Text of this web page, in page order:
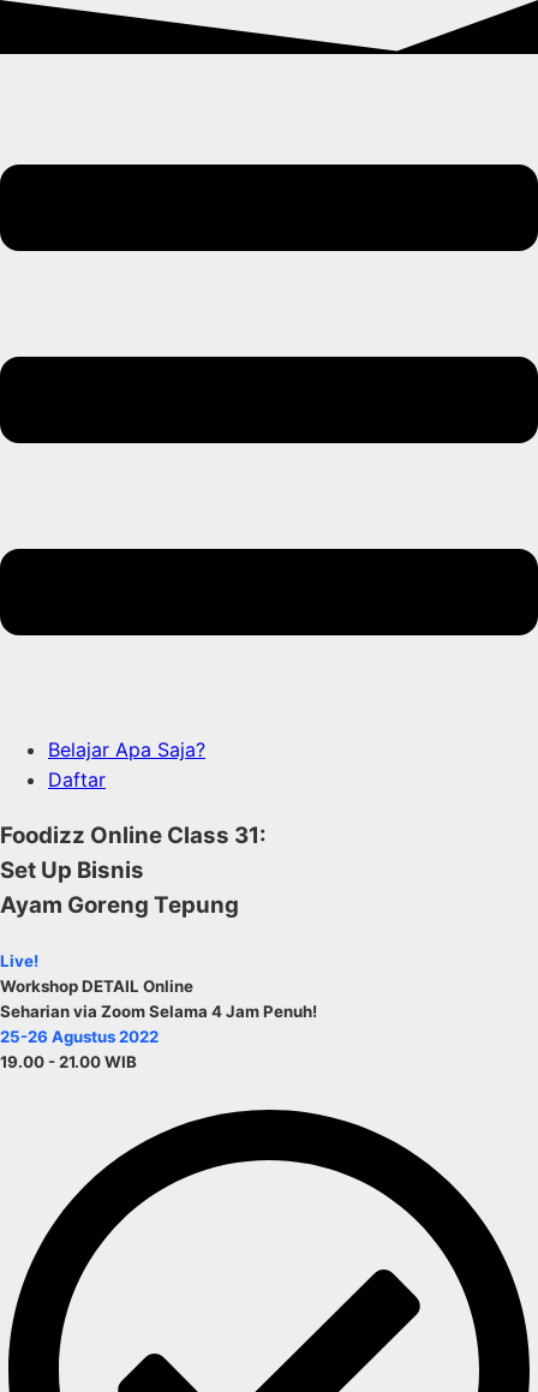
Belajar Apa Saja?
Daftar
Foodizz Online Class 31:
Set Up Bisnis
Ayam Goreng Tepung
Live!
Workshop DETAIL Online
Seharian via Zoom Selama 4 Jam Penuh!
25-26 Agustus 2022
19.00 - 21.00 WIB